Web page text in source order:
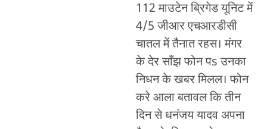
112 माउटेन ब्रिगेड यूनिट में
4/5 जीआर एचआरडीसी
चातल में तैनात रहस। मंगर
के देर साँझ फोन पs उनका
निधन के खबर मिलल। फोन
करे आला बतावल कि तीन
दिन से धनंजय यादव अपना